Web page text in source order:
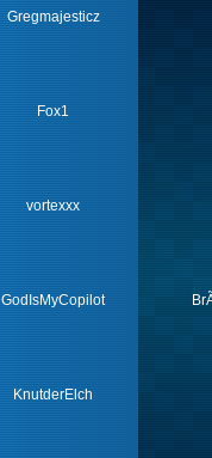
Gregmajesticz
Fox1
vortexxx
GodIsMyCopilot
KnutderElch